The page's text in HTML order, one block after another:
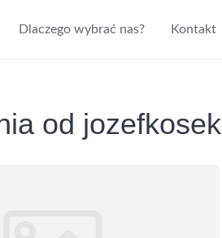
Dlaczego wybrać nas? Kontakt
od jozefkosek